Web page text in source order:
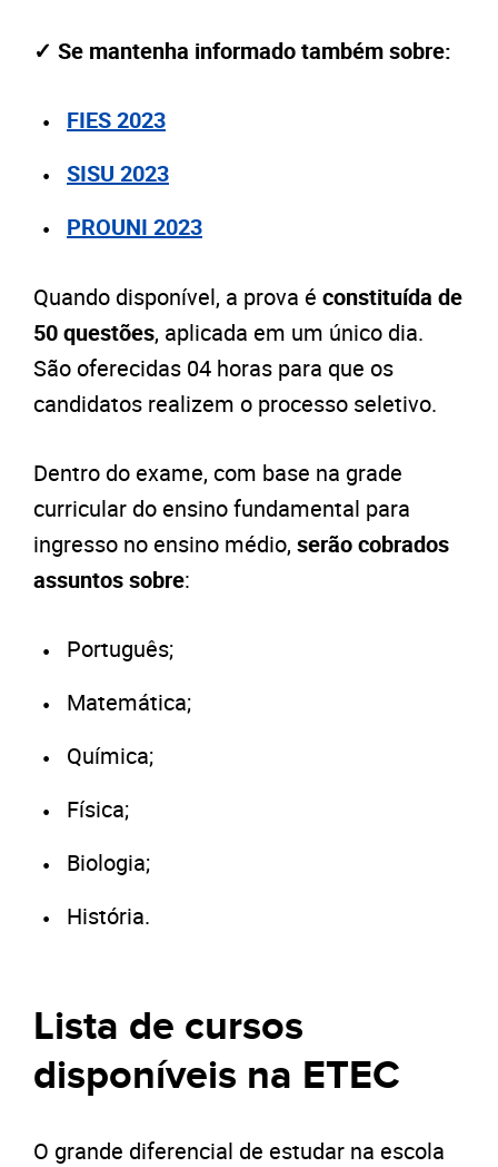
✓ Se mantenha informado também sobre:
FIES 2023
SISU 2023
PROUNI 2023
Quando disponível, a prova é constituída de
50 questões, aplicada em um único dia.
São oferecidas 04 horas para que os
candidatos realizem o processo seletivo.
Dentro do exame, com base na grade
curricular do ensino fundamental para
ingresso no ensino médio, serão cobrados
assuntos sobre:
Português;
Matemática;
Química;
Física;
Biologia;
História.
Lista de cursos
disponíveis na ETEC
O grande diferencial de estudar na escola